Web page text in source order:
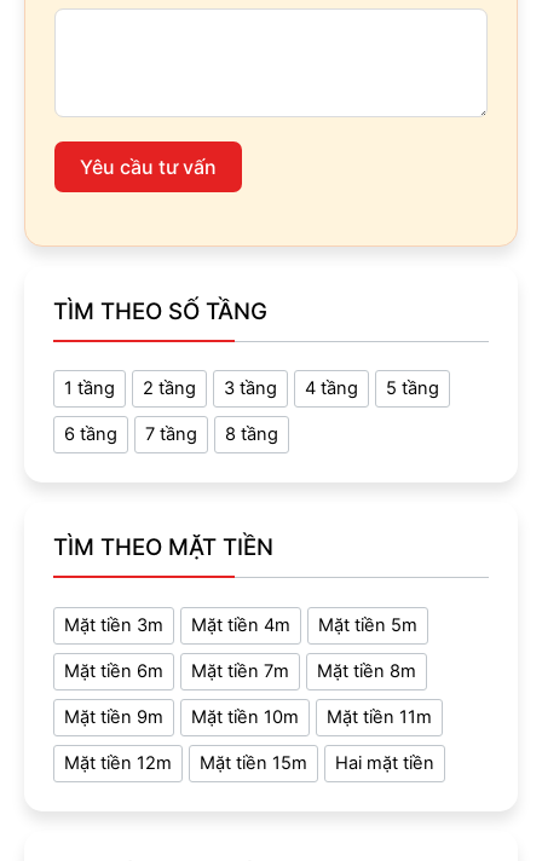
Yêu cầu tư vấn
TÌM THEO SỐ TẦNG
1 tầng 2 tầng 3 tầng 4 tầng 5 tầng
6 tầng 7 tầng 8 tầng
TÌM THEO MẶT TIỀN
Mặt tiền 3m Mặt tiền 4m Mặt tiền 5m
Mặt tiền 6m Mặt tiền 7m Mặt tiền 8m
Mặt tiền 9m Mặt tiền 10m Mặt tiền 11m
Mặt tiền 12m Mặt tiền 15m Hai mặt tiền